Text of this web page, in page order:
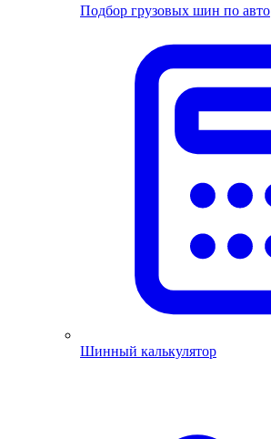
Подбор грузовых шин по авто
Шинный калькулятор